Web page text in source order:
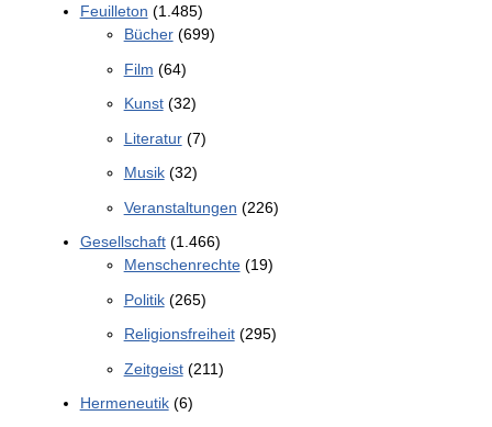
Feuilleton (1.485)
Bücher(699)
Film (64)
Kunst(32)
Literatur(7)
Musik(32)
Veranstaltungen (226)
Gesellschaft(1.466)
Menschenrechte(19)
Politik(265)
Religionsfreiheit(295)
Zeitgeist(211)
Hermeneutik(6)